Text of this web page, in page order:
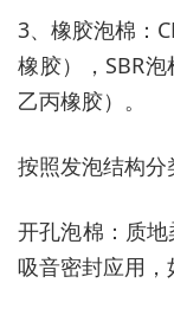
3、橡胶泡棉：
橡胶），SBR
乙丙橡胶）。
按照发泡结构分
开孔泡棉：质
吸音密封应用，